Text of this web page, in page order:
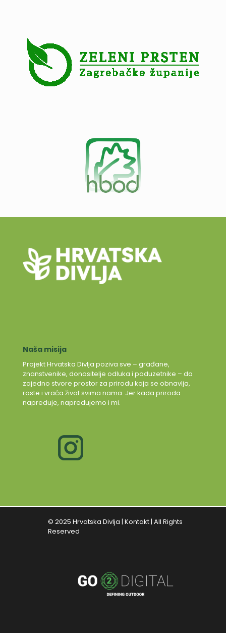
Naša misija
Projekt Hrvatska Divlja poziva sve – građane,
znanstvenike, donositelje odluka i poduzetnike – da
zajedno stvore prostor za prirodu koja se obnavlja,
raste i vraća život svima nama. Jer kada priroda
napreduje, napredujemo i mi.
© 2025 Hrvatska Divlja | Kontakt| All Rights
Reserved